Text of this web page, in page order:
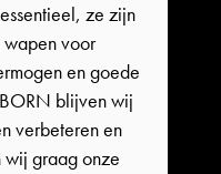
ze zijn
voor
en goede
blijven wij
verbeteren en
graag onze